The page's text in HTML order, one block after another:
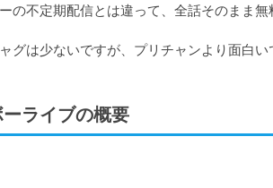
の不定期配信とは違って、全話そのまま無
グは少ないですが、プリチャンより面白
ーライブの概要